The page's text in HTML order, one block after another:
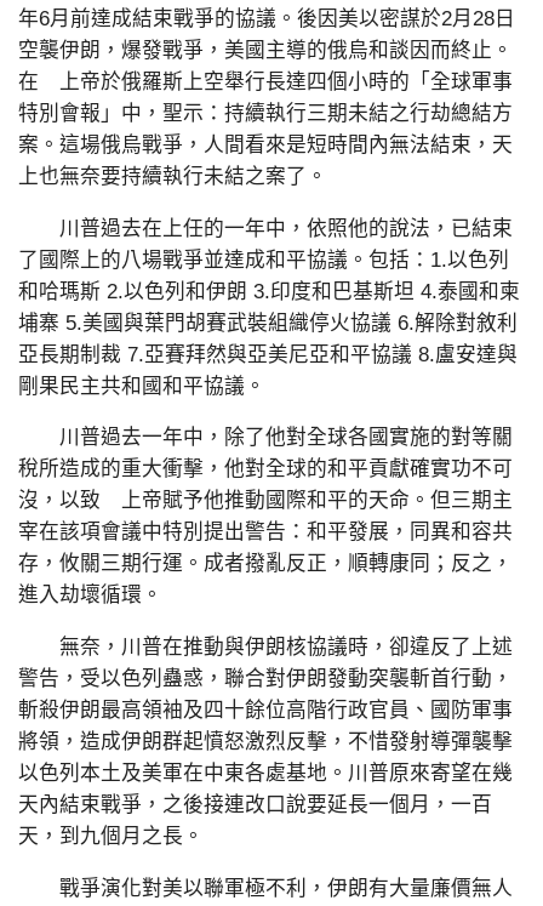
年6月前達成結束戰爭的協議。後因美以密謀於2月28日
空襲伊朗，爆發戰爭，美國主導的俄烏和談因而終止。
在 上帝於俄羅斯上空舉行長達四個小時的「全球軍事
特別會報」中，聖示：持續執行三期未結之行劫總結方
案。這場俄烏戰爭，人間看來是短時間內無法結束，天
上也無奈要持續執行未結之案了。
川普過去在上任的一年中，依照他的說法，已結束
了國際上的八場戰爭並達成和平協議。包括：1.以色列
和哈瑪斯 2.以色列和伊朗 3.印度和巴基斯坦 4.泰國和柬
埔寨 5.美國與葉門胡賽武裝組織停火協議 6.解除對敘利
亞長期制裁 7.亞賽拜然與亞美尼亞和平協議 8.盧安達與
剛果民主共和國和平協議。
川普過去一年中，除了他對全球各國實施的對等關
稅所造成的重大衝擊，他對全球的和平貢獻確實功不可
沒，以致 上帝賦予他推動國際和平的天命。但三期主
宰在該項會議中特別提出警告：和平發展，同異和容共
存，攸關三期行運。成者撥亂反正，順轉康同；反之，
進入劫壞循環。
無奈，川普在推動與伊朗核協議時，卻違反了上述
警告，受以色列蠱惑，聯合對伊朗發動突襲斬首行動，
斬殺伊朗最高領袖及四十餘位高階行政官員、國防軍事
將領，造成伊朗群起憤怒激烈反擊，不惜發射導彈襲擊
以色列本土及美軍在中東各處基地。川普原來寄望在幾
天內結束戰爭，之後接連改口說要延長一個月，一百
天，到九個月之長。
戰爭演化對美以聯軍極不利，伊朗有大量廉價無人